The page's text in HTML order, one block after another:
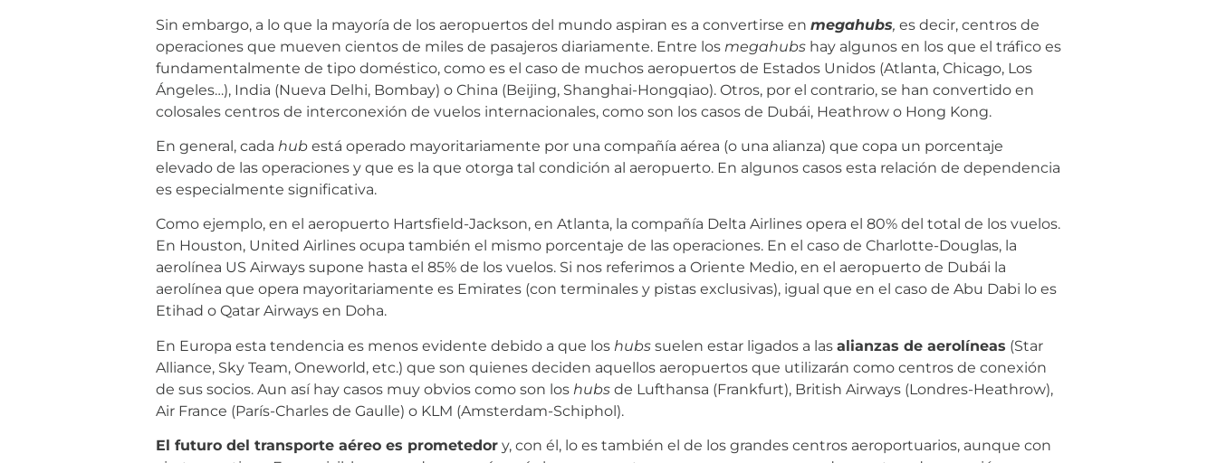
Sin embargo, a lo que la mayoría de los aeropuertos del mundo aspiran es a convertirse en megahubs, es decir, centros de
operaciones que mueven cientos de miles de pasajeros diariamente. Entre los megahubs hay algunos en los que el tráfico es
fundamentalmente de tipo doméstico, como es el caso de muchos aeropuertos de Estados Unidos (Atlanta, Chicago, Los
Ángeles…), India (Nueva Delhi, Bombay) o China (Beijing, Shanghai-Hongqiao). Otros, por el contrario, se han convertido en
colosales centros de interconexión de vuelos internacionales, como son los casos de Dubái, Heathrow o Hong Kong.
En general, cada hub está operado mayoritariamente por una compañía aérea (o una alianza) que copa un porcentaje
elevado de las operaciones y que es la que otorga tal condición al aeropuerto. En algunos casos esta relación de dependencia
es especialmente significativa.
Como ejemplo, en el aeropuerto Hartsfield-Jackson, en Atlanta, la compañía Delta Airlines opera el 80% del total de los vuelos.
En Houston, United Airlines ocupa también el mismo porcentaje de las operaciones. En el caso de Charlotte-Douglas, la
aerolínea US Airways supone hasta el 85% de los vuelos. Si nos referimos a Oriente Medio, en el aeropuerto de Dubái la
aerolínea que opera mayoritariamente es Emirates (con terminales y pistas exclusivas), igual que en el caso de Abu Dabi lo es
Etihad o Qatar Airways en Doha.
En Europa esta tendencia es menos evidente debido a que los hubs suelen estar ligados a las alianzas de aerolíneas (Star
Alliance, Sky Team, Oneworld, etc.) que son quienes deciden aquellos aeropuertos que utilizarán como centros de conexión
de sus socios. Aun así hay casos muy obvios como son los hubs de Lufthansa (Frankfurt), British Airways (Londres-Heathrow),
Air France (París-Charles de Gaulle) o KLM (Amsterdam-Schiphol).
El futuro del transporte aéreo es prometedor y, con él, lo es también el de los grandes centros aeroportuarios, aunque con